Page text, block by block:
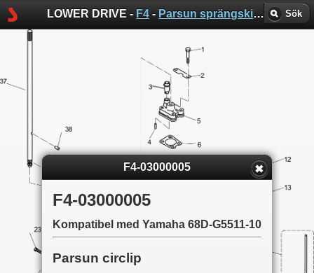
LOWER DRIVE - F4 - Parsun sprängskisser Sök
F4-03000005
F4-03000005
Kompatibel med Yamaha 68D-G5511-10
Parsun circlip